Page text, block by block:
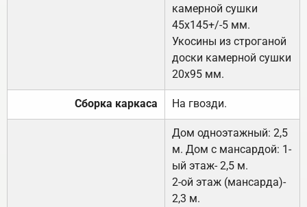
камерной сушки
45х145+/-5 мм.
Укосины из строганой
доски камерной сушки
20х95 мм.
Сборка каркаса На гвозди.
Дом одноэтажный: 2,5
м. Дом с мансардой: 1-
ый этаж- 2,5 м.
2-ой этаж (мансарда)-
2,3 м.